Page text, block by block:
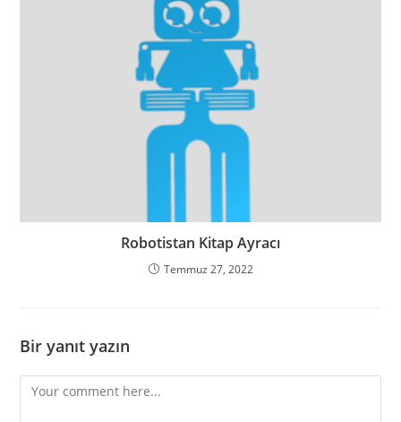
Robotistan Kitap Ayracı
Temmuz 27, 2022
Bir yanıt yazın